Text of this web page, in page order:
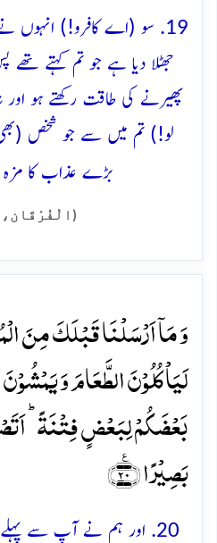
19. سو (اے کافرو!) انہوں
جھٹلا دیا ہے جو تم کہتے
پھیرنے کی طاقت رکھتے ہو
لو!) تم میں سے جو شخص
بڑے عذاب کا مزہ
(الْفُرْقَان،
وَ مَاۤ اَرۡسَلۡنَا قَبۡلَکَ مِنَ
لَیَاۡکُلُوۡنَ الطَّعَامَ وَ
بَعۡضَکُمۡ لِبَعۡضٍ فِتۡنَۃً
بَصِیۡرًا ﴿٪۲۰﴾
20. اور ہم نے آپ سے پہلے